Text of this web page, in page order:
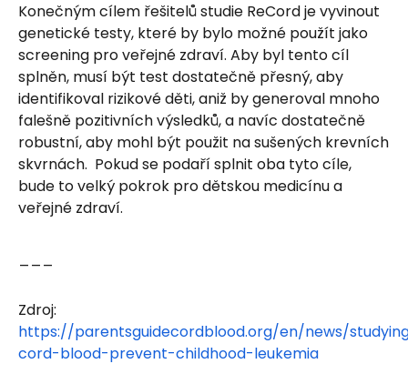
Konečným cílem řešitelů studie ReCord je vyvinout
genetické testy, které by bylo možné použít jako
screening pro veřejné zdraví. Aby byl tento cíl
splněn, musí být test dostatečně přesný, aby
identifikoval rizikové děti, aniž by generoval mnoho
falešně pozitivních výsledků, a navíc dostatečně
robustní, aby mohl být použit na sušených krevních
skvrnách. Pokud se podaří splnit oba tyto cíle,
bude to velký pokrok pro dětskou medicínu a
veřejné zdraví.
Zdroj:
https://parentsguidecordblood.org/en/news/
cord-blood-prevent-childhood-leukemia